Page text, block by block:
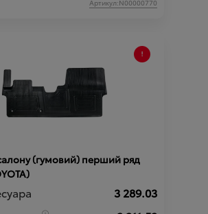
Артикул:N00000770
(гумовий) перший ряд
3 289.03